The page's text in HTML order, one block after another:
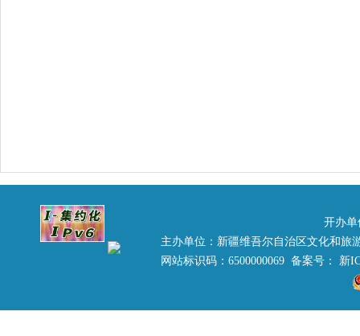
开办单
主办单位：新疆维吾尔自治区文化和
网站标识码：6500000069 备案号： 新